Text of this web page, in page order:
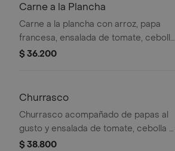
Carne a la Plancha
Carne a la plancha con arroz, papa
francesa, ensalada de tomate, cebolla
y lechuga.
$ 36.200
Churrasco
Churrasco acompañado de papas al
gusto y ensalada de tomate, cebolla y
lechuga.
$ 38.800